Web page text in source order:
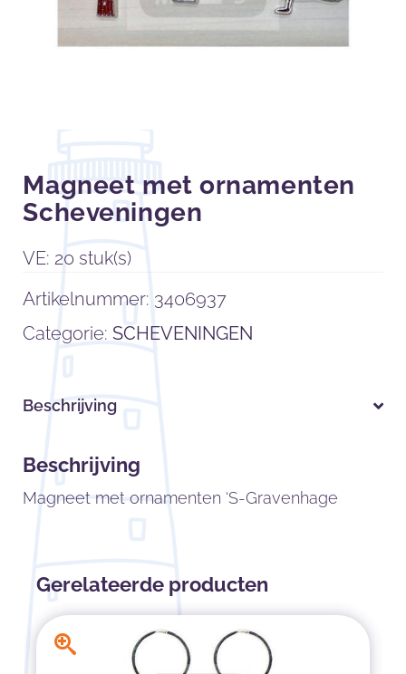
Magneet met ornamenten
Scheveningen
VE: 20 stuk(s)
Artikelnummer: 3406937
Categorie:SCHEVENINGEN
Beschrijving
Beschrijving
Magneet met ornamenten ‘S-Gravenhage
Gerelateerde producten